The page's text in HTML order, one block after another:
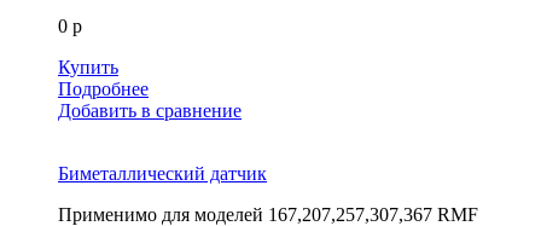
0 р
Купить
Подробнее
Добавить в сравнение
Биметаллический датчик
Применимо для моделей 167,207,257,307,367 RMF